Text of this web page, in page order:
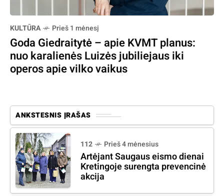
KULTŪRA Prieš 1 mėnesį
Goda Giedraitytė – apie KVMT planus:
nuo karalienės Luizės jubiliejaus iki
operos apie vilko vaikus
ANKSTESNIS ĮRAŠAS
112 Prieš 4 mėnesius
Artėjant Saugaus eismo dienai
Kretingoje surengta prevencinė
akcija